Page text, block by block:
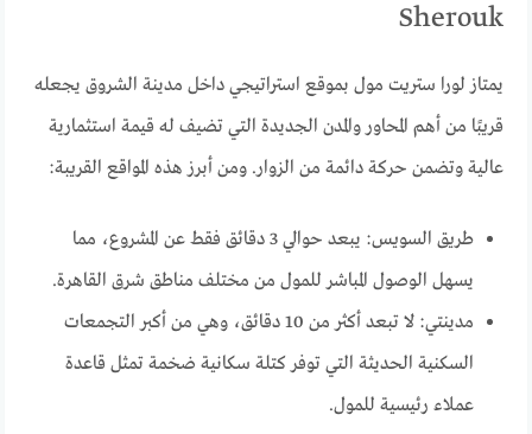
Sherouk
يمتاز لورا ستريت مول بموقع استراتيجي داخل مدينة الشروق يجعله
قريبًا من أهم المحاور والمدن الجديدة التي تضيف له قيمة استثمارية
عالية وتضمن حركة دائمة من الزوار. ومن أبرز هذه المواقع القريبة:
طريق السويس: يبعد حوالي 3 دقائق فقط عن المشروع، مما
يسهل الوصول المباشر للمول من مختلف مناطق شرق القاهرة.
مدينتي: لا تبعد أكثر من 10 دقائق، وهي من أكبر التجمعات
السكنية الحديثة التي توفر كتلة سكانية ضخمة تمثل قاعدة
عملاء رئيسية للمول.